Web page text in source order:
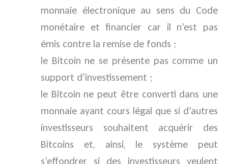
monnaie électronique au sens du Code
monétaire et financier car il n’est pas
émis contre la remise de fonds ;
le Bitcoin ne se présente pas comme un
support d’investissement ;
le Bitcoin ne peut être converti dans une
monnaie ayant cours légal que si d’autres
investisseurs souhaitent acquérir des
Bitcoins et, ainsi, le système peut
s’effondrer si des investisseurs veulent